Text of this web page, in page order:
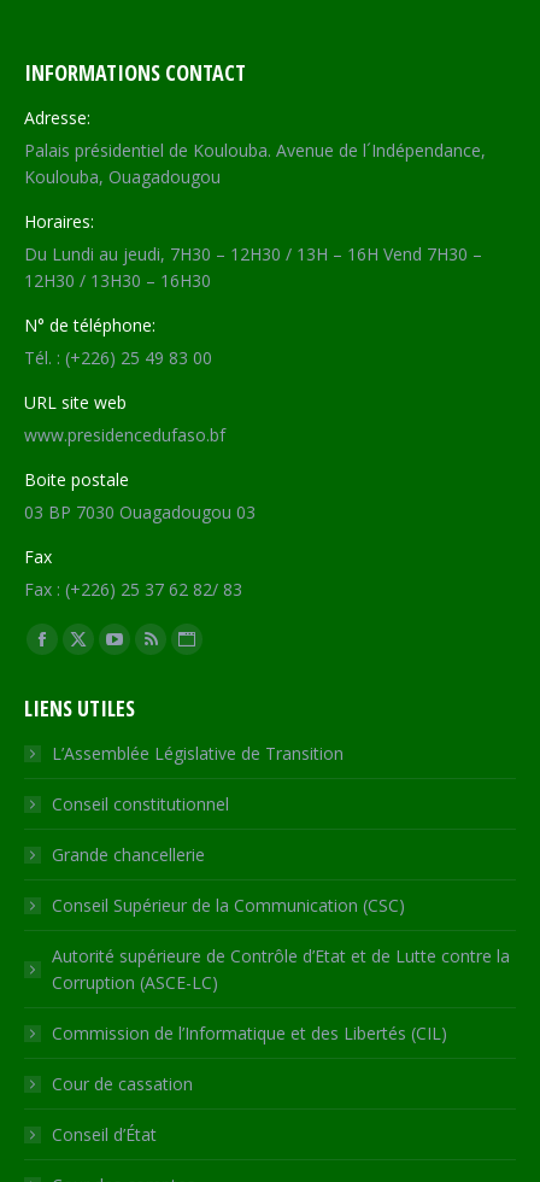
INFORMATIONS CONTACT
Adresse:
Palais présidentiel de Koulouba. Avenue de l´Indépendance,
Koulouba, Ouagadougou
Horaires:
Du Lundi au jeudi, 7H30 – 12H30 / 13H – 16H Vend 7H30 –
12H30 / 13H30 – 16H30
N° de téléphone:
Tél. : (+226) 25 49 83 00
URL site web
www.presidencedufaso.bf
Boite postale
03 BP 7030 Ouagadougou 03
Fax
Fax : (+226) 25 37 62 82/ 83
Trouvez nous sur :
Facebook
opens
in
new
window
X
opens
in
new
window
YouTube
opens
in
new
window
RSS
in
new
window
Site
opens
in
new
LIENS UTILES
L’Assemblée Législative de Transition
Conseil constitutionnel
Grande chancellerie
Conseil Supérieur de la Communication (CSC)
Autorité supérieure de Contrôle d’Etat et de Lutte contre la
Corruption (ASCE-LC)
Commission de l’Informatique et des Libertés (CIL)
Cour de cassation
Conseil d’État